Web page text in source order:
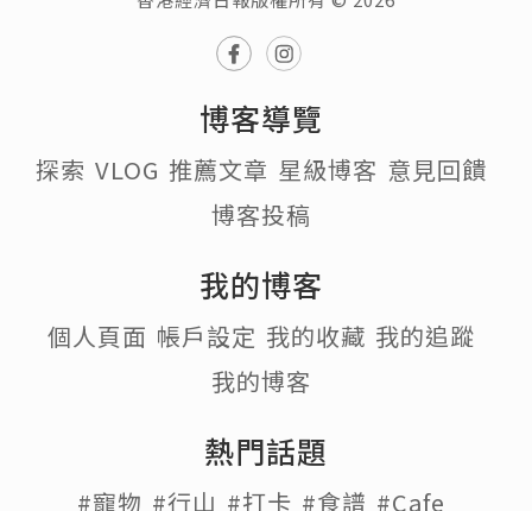
博客導覽
探索 VLOG 推薦文章 星級博客 意見回饋
博客投稿
我的博客
個人頁面 帳戶設定 我的收藏 我的追蹤
我的博客
熱門話題
#寵物 #行山 #打卡 #食譜 #Cafe